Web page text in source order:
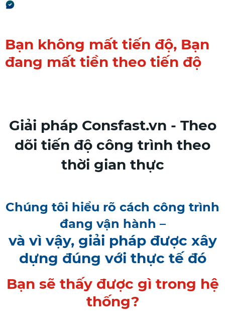
Bạn không mất tiến độ, Bạn
đang mất tiền theo tiến độ
Giải pháp Consfast.vn - Theo
dõi tiến độ công trình theo
thời gian thực
Chúng tôi hiểu rõ cách công trình
đang vận hành –
và vì vậy, giải pháp được xây
dựng đúng với thực tế đó
Bạn sẽ thấy được gì trong hệ
thống?